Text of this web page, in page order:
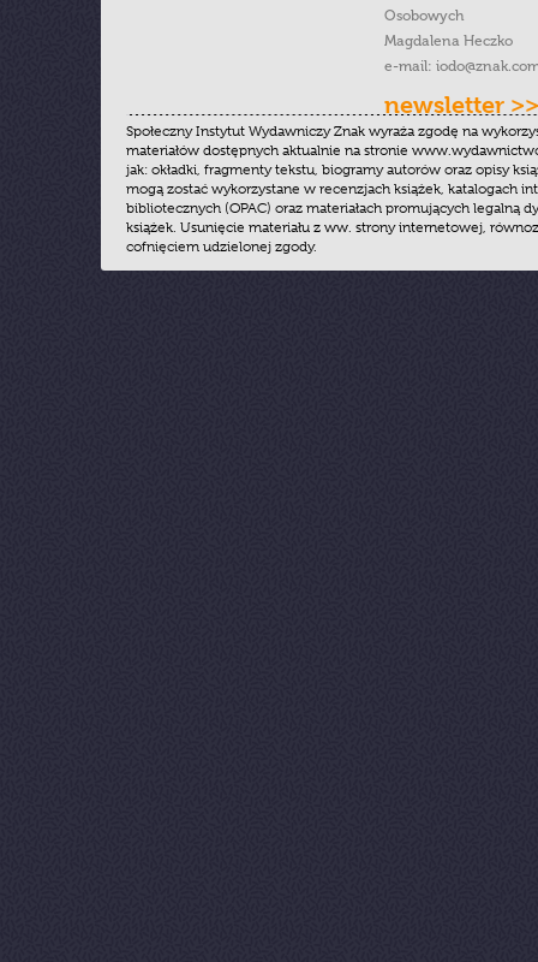
Osobowych
Magdalena Heczko
e-mail:
newsletter >>
Społeczny Instytut Wydawniczy Znak wyraża zgodę na
materiałów dostępnych aktualnie na stronie
jak: okładki, fragmenty tekstu, biogramy autorów oraz opisy
mogą zostać wykorzystane w recenzjach książek, katalogach
bibliotecznych (OPAC) oraz materiałach promujących legalną
książek. Usunięcie materiału z ww. strony internetowej,
cofnięciem udzielonej zgody.